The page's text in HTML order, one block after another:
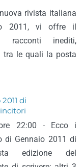
rivista italiana
2011, vi offre il
racconti inediti,
tra le quali la posta
di
22:00 - Ecco i
di Gennaio 2011 di
edizione del